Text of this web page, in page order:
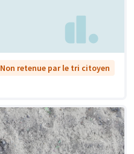
Non retenue par le tri citoyen